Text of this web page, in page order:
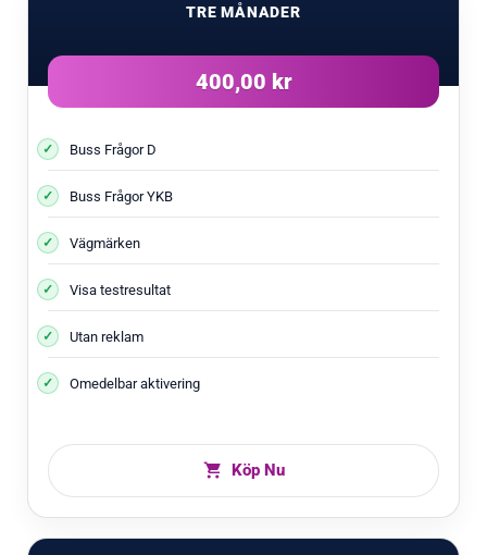
TRE MÅNADER
400,00 kr
Buss Frågor D
Buss Frågor YKB
Vägmärken
Visa testresultat
Utan reklam
Omedelbar aktivering
Köp Nu